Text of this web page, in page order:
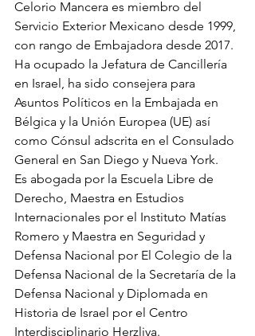
Celorio Mancera es miembro del
Servicio Exterior Mexicano desde 1999,
con rango de Embajadora desde 2017.
Ha ocupado la Jefatura de Cancillería
en Israel, ha sido consejera para
Asuntos Políticos en la Embajada en
Bélgica y la Unión Europea (UE) así
como Cónsul adscrita en el Consulado
General en San Diego y Nueva York.
Es abogada por la Escuela Libre de
Derecho, Maestra en Estudios
Internacionales por el Instituto Matías
Romero y Maestra en Seguridad y
Defensa Nacional por El Colegio de la
Defensa Nacional de la Secretaría de la
Defensa Nacional y Diplomada en
Historia de Israel por el Centro
Interdisciplinario Herzliya.